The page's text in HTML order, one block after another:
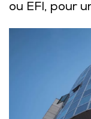
ou EFI, pour